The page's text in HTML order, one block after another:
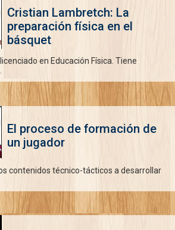
Cristian Lambretch: La
preparación física en el
básquet
en Educación Física. Tiene
El proceso de formación de
un jugador
contenidos técnico-tácticos a desarrollar